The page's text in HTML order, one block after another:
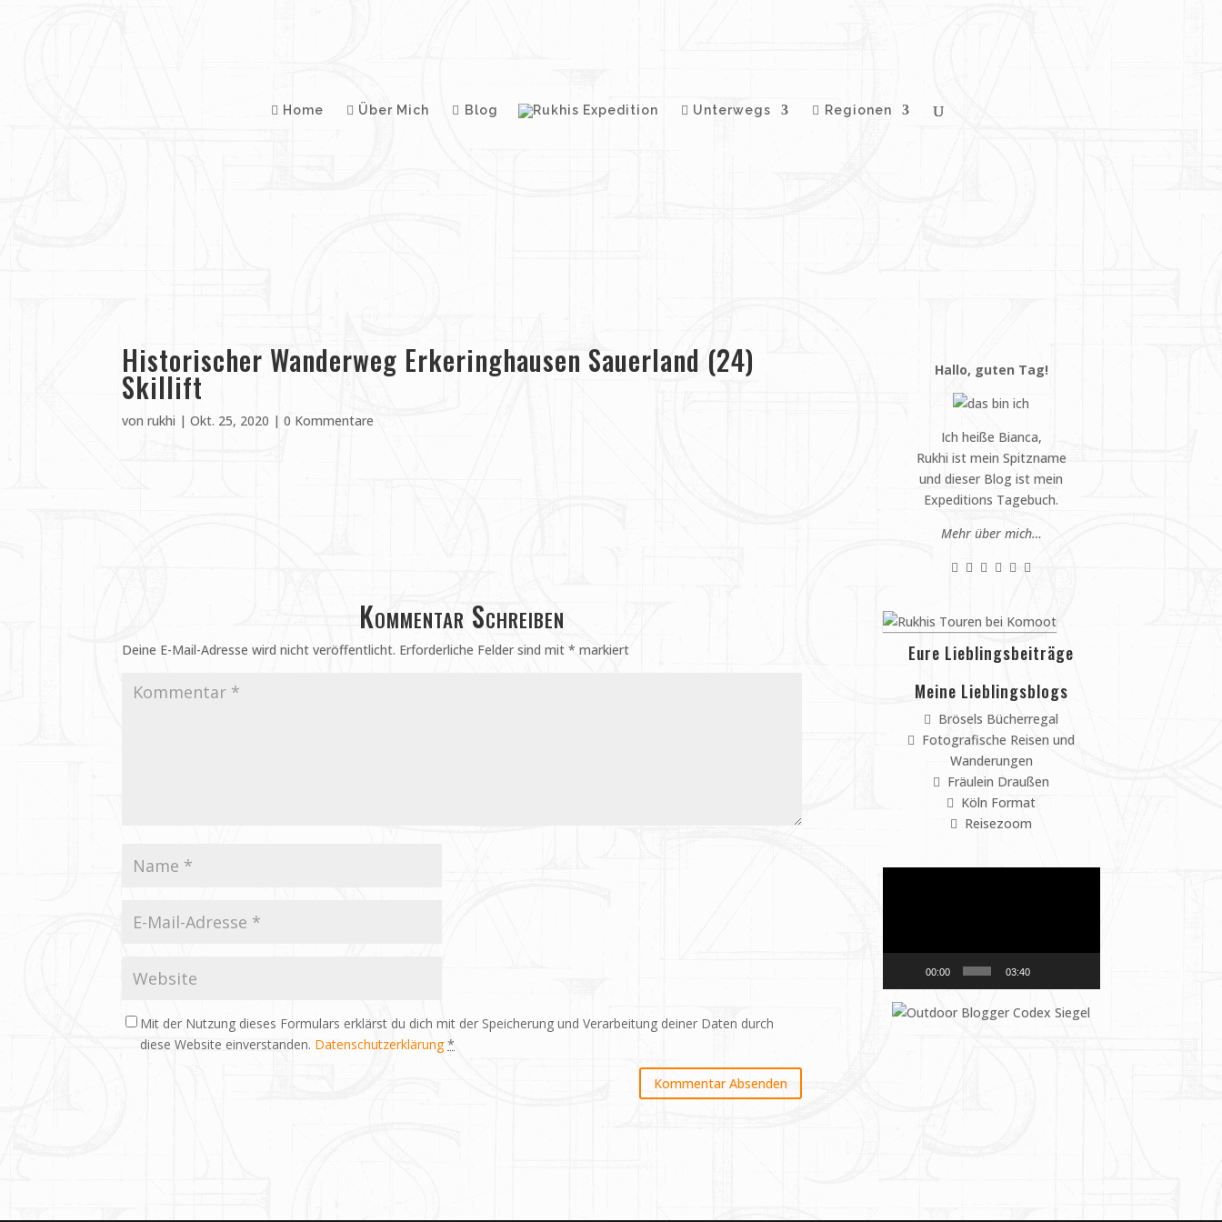
Home Über Mich Blog Unterwegs Regionen
Historischer Wanderweg Erkeringhausen Sauerland (24)
Skillift
vonrukhi |Okt. 25, 2020 |0 Kommentare
Kommentar Schreiben
Deine E-Mail-Adresse wird nicht veröffentlicht. Erforderliche Felder sind mit* markiert
Mit der Nutzung dieses Formulars erklärst du dich mit der Speicherung und Verarbeitung deiner Daten durch
diese Website einverstanden. Datenschutzerklärung *
Hallo, guten Tag!
Ich heiße Bianca,
Rukhi ist mein Spitzname
und dieser Blog ist mein
Expeditions Tagebuch.
Mehr über mich…
Eure Lieblingsbeiträge
Meine Lieblingsblogs
Brösels Bücherregal
Fotografische Reisen und
Wanderungen
Fräulein Draußen
Köln Format
Reisezoom
00:00 03:40